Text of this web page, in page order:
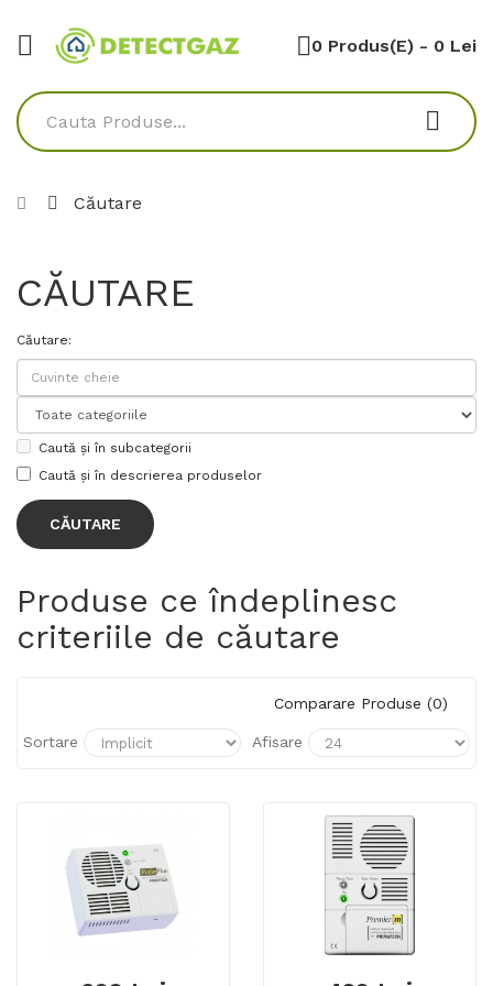
0 Produs(e) - 0 Lei
Căutare
CĂUTARE
Căutare:
Caută și în subcategorii
Caută și în descrierea produselor
Produse ce îndeplinesc
criteriile de căutare
Comparare Produse (0)
Sortare Afisare